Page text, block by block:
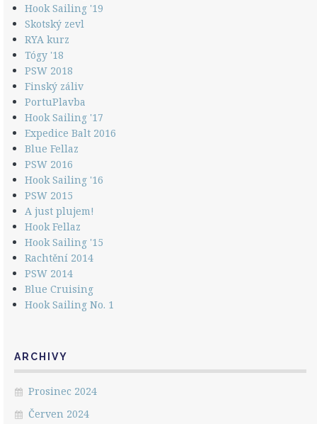
Hook Sailing '19
Skotský zevl
RYA kurz
Tógy '18
PSW 2018
Finský záliv
PortuPlavba
Hook Sailing '17
Expedice Balt 2016
Blue Fellaz
PSW 2016
Hook Sailing '16
PSW 2015
A just plujem!
Hook Fellaz
Hook Sailing '15
Rachtění 2014
PSW 2014
Blue Cruising
Hook Sailing No. 1
ARCHIVY
Prosinec 2024
Červen 2024